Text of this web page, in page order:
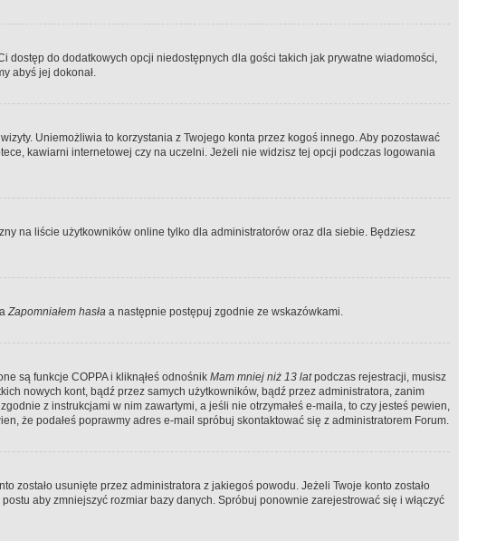
dostęp do dodatkowych opcji niedostępnych dla gości takich jak prywatne wiadomości,
abyś jej dokonał.
Uniemożliwia to korzystania z Twojego konta przez kogoś innego. Aby pozostawać
kawiarni internetowej czy na uczelni. Jeżeli nie widzisz tej opcji podczas logowania
na liście użytkowników online tylko dla administratorów oraz dla siebie. Będziesz
Zapomniałem hasła a następnie postępuj zgodnie ze wskazówkami.
są funkcje COPPA i kliknąłeś odnośnik Mam mniej niż 13 latpodczas rejestracji, musisz
nowych kont, bądź przez samych użytkowników, bądź przez administratora, zanim
z instrukcjami w nim zawartymi, a jeśli nie otrzymałeś e-maila, to czy jesteś pewien,
że podałeś poprawmy adres e-mail spróbuj skontaktować się z administratorem Forum.
zostało usunięte przez administratora z jakiegoś powodu. Jeżeli Twoje konto zostało
aby zmniejszyć rozmiar bazy danych. Spróbuj ponownie zarejestrować się i włączyć